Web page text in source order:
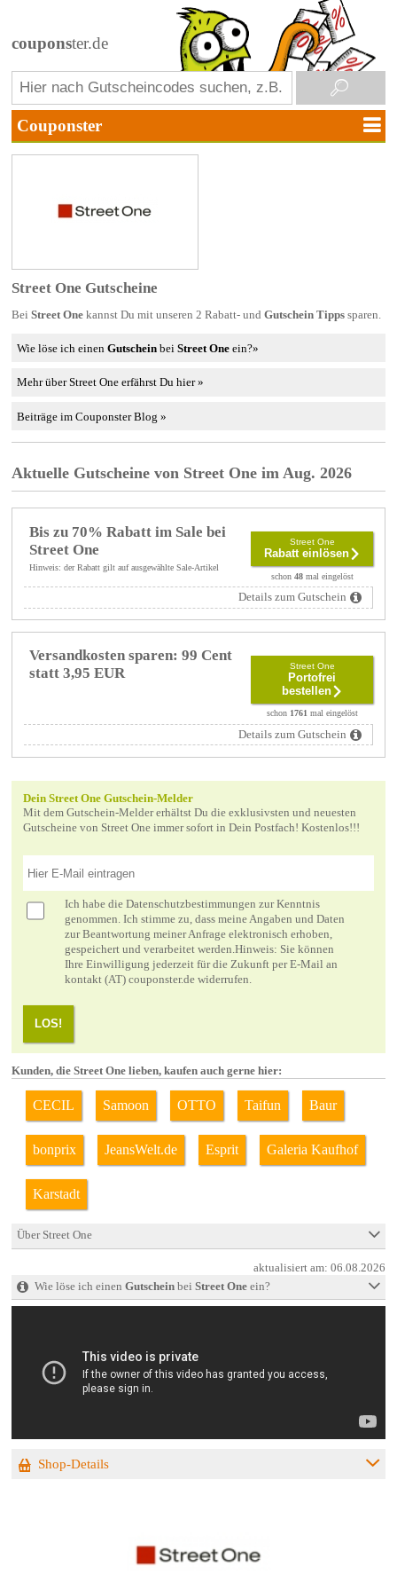
couponster.de
Street One Gutscheine
Bei Street Onekannst Du mit unseren 2 Rabatt- und Gutschein Tippssparen.
Wie löse ich einenGutschein beiStreet One ein?»
Mehr über Street One erfährst Du hier »
Beiträge im Couponster Blog »
Aktuelle Gutscheine von Street One im Aug. 2026
Bis zu 70% Rabatt im Sale bei
Street One
Hinweis: der Rabatt gilt auf ausgewählte Sale-Artikel
Street One
Rabatt einlösen
schon 48mal eingelöst
Details zum Gutschein
Versandkosten sparen: 99 Cent
statt 3,95 EUR
Street One
Portofrei
bestellen
schon 1761mal eingelöst
Details zum Gutschein
Dein Street One Gutschein-Melder
Mit dem Gutschein-Melder erhältst Du die exklusivsten und neuesten
Gutscheine von Street One immer sofort in Dein Postfach! Kostenlos!!!
Ich habe die Datenschutzbestimmungen zur Kenntnis
genommen. Ich stimme zu, dass meine Angaben und Daten
zur Beantwortung meiner Anfrage elektronisch erhoben,
gespeichert und verarbeitet werden.Hinweis: Sie können
Ihre Einwilligung jederzeit für die Zukunft per E-Mail an
kontakt (AT) couponster.de widerrufen.
LOS!
Kunden, die Street One lieben, kaufen auch gerne hier:
CECIL Samoon OTTO Taifun Baur
bonprix JeansWelt.de Esprit Galeria Kaufhof
Karstadt
Über Street One
aktualisiert am:06.08.2026
Wie löse ich einen Gutscheinbei Street Oneein?
Shop-Details